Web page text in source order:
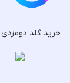
خرید گلد دومزدی